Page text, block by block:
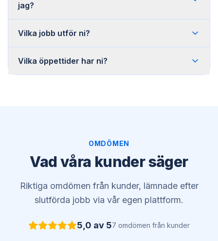
jag?
Vilka jobb utför ni?
Vilka öppettider har ni?
OMDÖMEN
Vad våra kunder säger
Riktiga omdömen från kunder, lämnade efter
slutförda jobb via vår egen plattform.
5,0 av 57 omdömen från kunder